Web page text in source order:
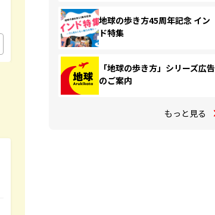
地球の歩き方45周年記念 イン
ド特集
「地球の歩き方」シリーズ広告
のご案内
もっと見る